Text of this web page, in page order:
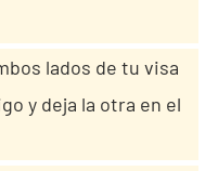
lados de tu visa
y deja la otra en el